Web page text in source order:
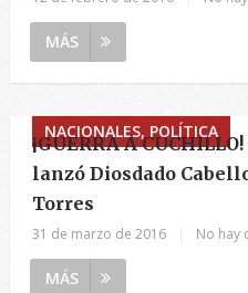
MÁS
NACIONALES, POLÍTICA
¡GUERRA A
lanzó Diosdado
Torres
31 de marzo de 2016 No hay
MÁS